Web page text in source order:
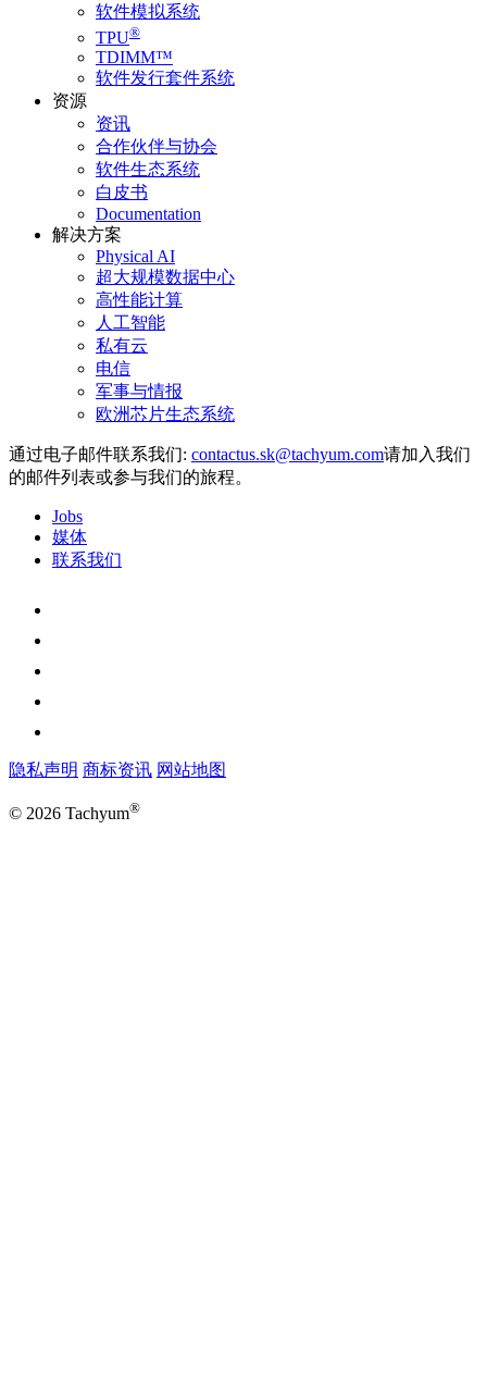
软件模拟系统
TPU®
TDIMM™
软件发行套件系统
资源
资讯
合作伙伴与协会
软件生态系统
白皮书
Documentation
解决方案
Physical AI
超大规模数据中心
高性能计算
人工智能
私有云
电信
军事与情报
欧洲芯片生态系统
通过电子邮件联系我们:
请加入我们
的邮件列表或参与我们的旅程。
Jobs
媒体
联系我们
隐私声明 商标资讯 网站地图
© 2026 Tachyum®